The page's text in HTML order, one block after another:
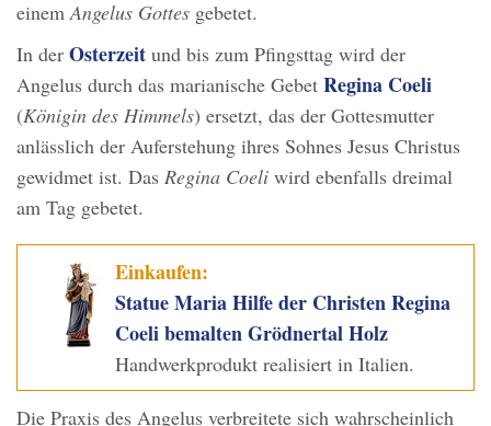
einemAngelus Gottes gebetet.
In der Osterzeit und bis zum Pfingsttag wird der
Angelus durch das marianische Gebet Regina Coeli
(Königin des Himmels) ersetzt, das der Gottesmutter
anlässlich der Auferstehung ihres Sohnes Jesus Christus
gewidmet ist. Das Regina Coeli wird ebenfalls dreimal
am Tag gebetet.
Einkaufen:
Statue Maria Hilfe der Christen Regina
Coeli bemalten Grödnertal Holz
Handwerkprodukt realisiert in Italien.
Die Praxis des Angelus verbreitete sich wahrscheinlich